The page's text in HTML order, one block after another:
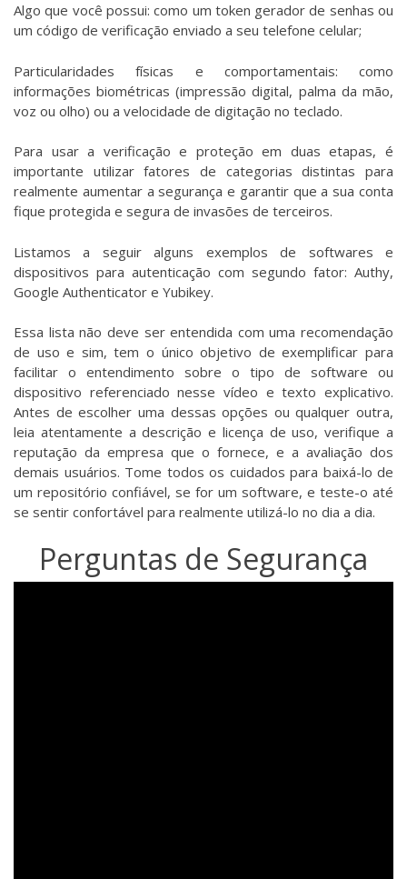
Algo que você possui: como um token gerador de senhas ou
um código de verificação enviado a seu telefone celular;
Particularidades físicas e comportamentais: como
informações biométricas (impressão digital, palma da mão,
voz ou olho) ou a velocidade de digitação no teclado.
Para usar a verificação e proteção em duas etapas, é
importante utilizar fatores de categorias distintas para
realmente aumentar a segurança e garantir que a sua conta
fique protegida e segura de invasões de terceiros.
Listamos a seguir alguns exemplos de softwares e
dispositivos para autenticação com segundo fator: Authy,
Google Authenticator e Yubikey.
Essa lista não deve ser entendida com uma recomendação
de uso e sim, tem o único objetivo de exemplificar para
facilitar o entendimento sobre o tipo de software ou
dispositivo referenciado nesse vídeo e texto explicativo.
Antes de escolher uma dessas opções ou qualquer outra,
leia atentamente a descrição e licença de uso, verifique a
reputação da empresa que o fornece, e a avaliação dos
demais usuários. Tome todos os cuidados para baixá-lo de
um repositório confiável, se for um software, e teste-o até
se sentir confortável para realmente utilizá-lo no dia a dia.
Perguntas de Segurança